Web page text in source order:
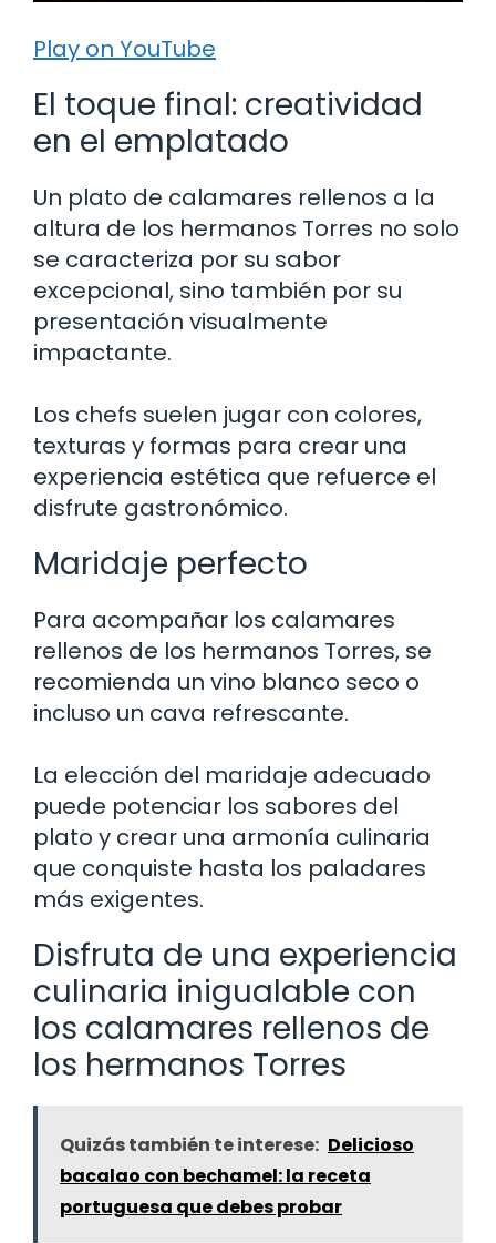
Play on YouTube
El toque final: creatividad
en el emplatado
Un plato de calamares rellenos a la
altura de los hermanos Torres no solo
se caracteriza por su sabor
excepcional, sino también por su
presentación visualmente
impactante.
Los chefs suelen jugar con colores,
texturas y formas para crear una
experiencia estética que refuerce el
disfrute gastronómico.
Maridaje perfecto
Para acompañar los calamares
rellenos de los hermanos Torres, se
recomienda un vino blanco seco o
incluso un cava refrescante.
La elección del maridaje adecuado
puede potenciar los sabores del
plato y crear una armonía culinaria
que conquiste hasta los paladares
más exigentes.
Disfruta de una experiencia
culinaria inigualable con
los calamares rellenos de
los hermanos Torres
Quizás también te interese: Delicioso
bacalao con bechamel: la receta
portuguesa que debes probar